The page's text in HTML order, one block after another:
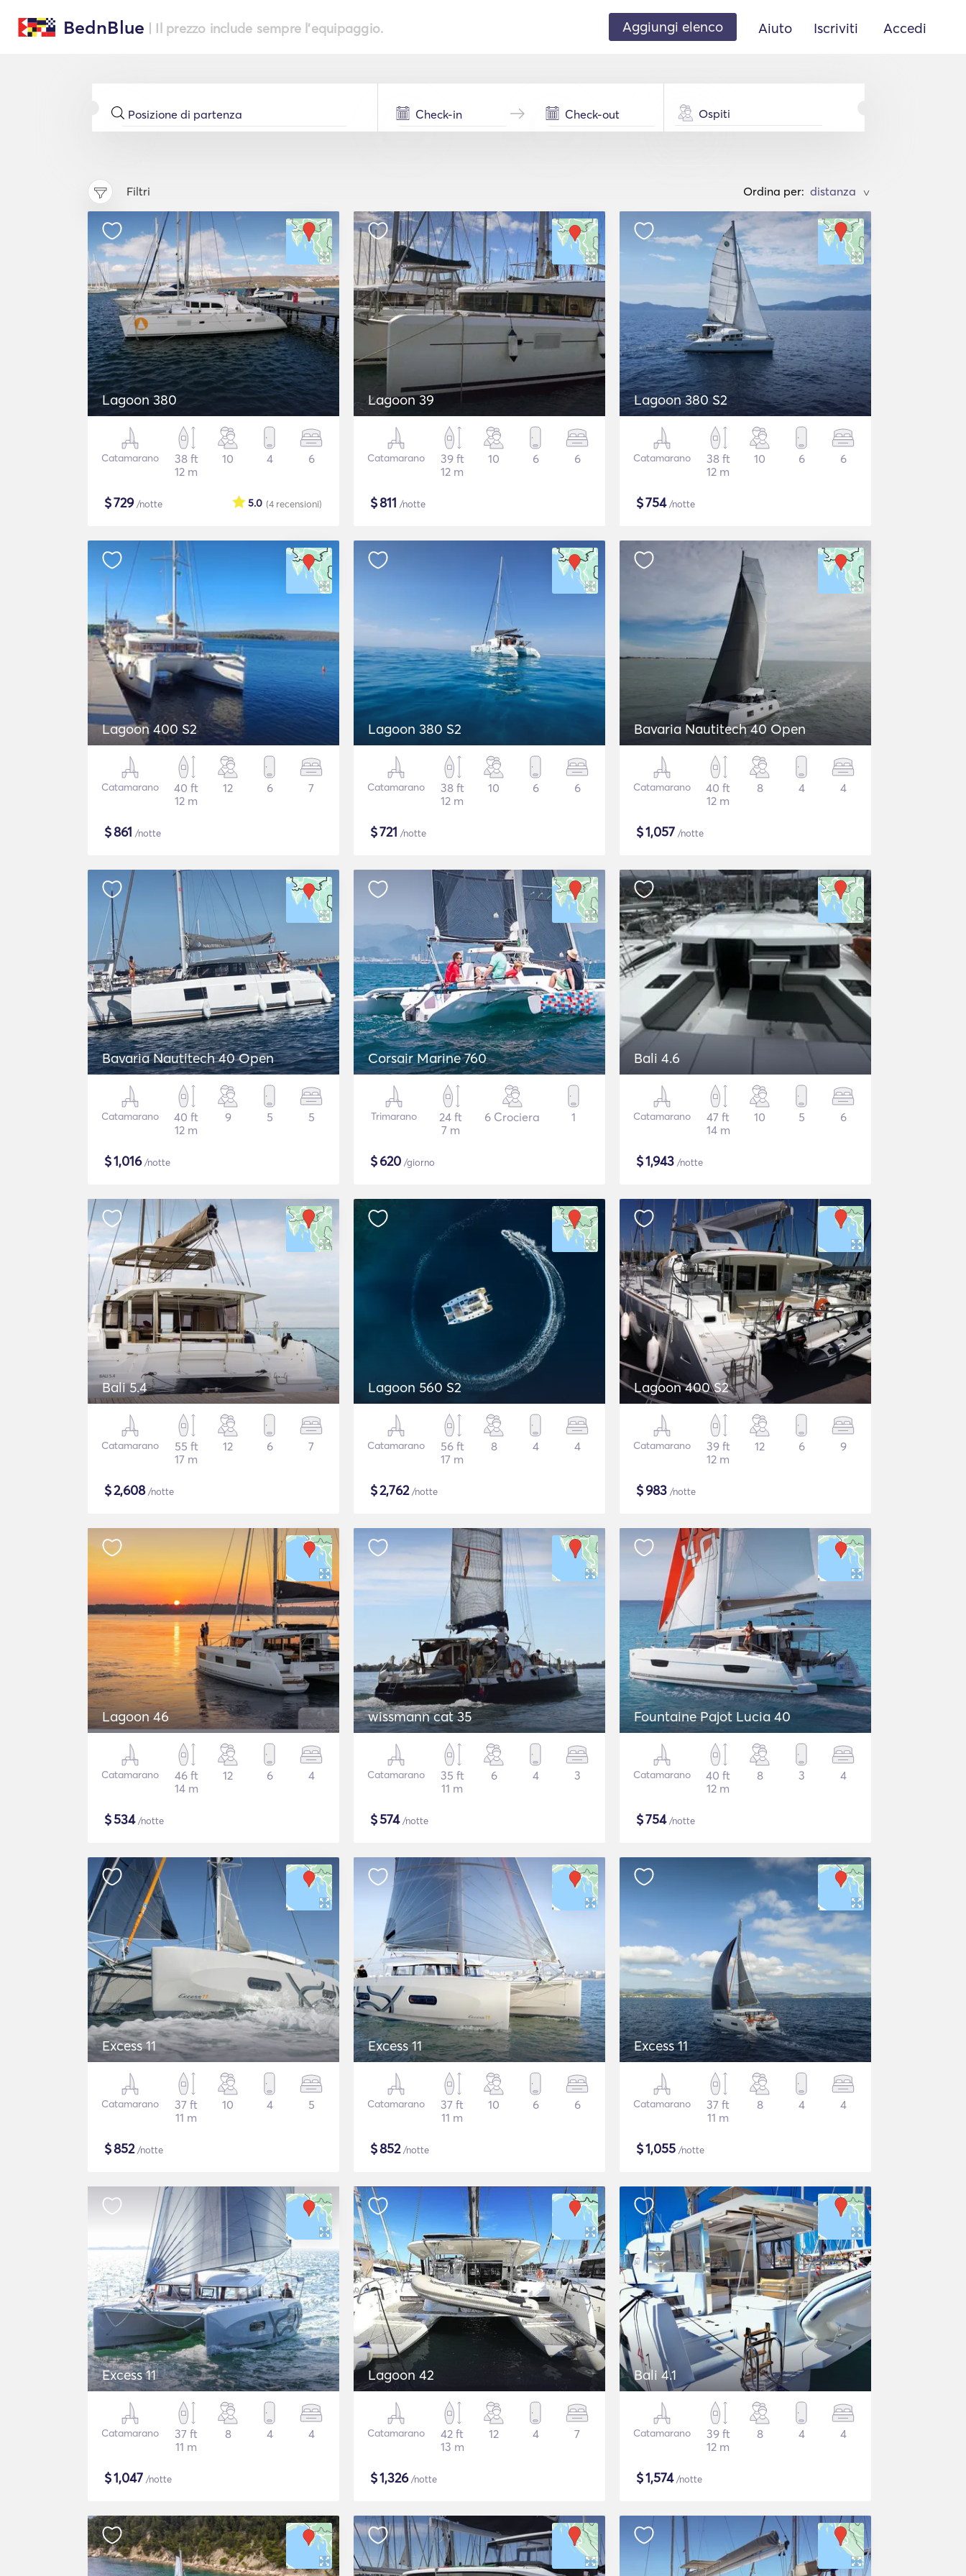
BednBlue | Il prezzo include sempre l'equipaggio. Aggiungi elenco Aiuto Iscriviti Accedi
Ospiti
Filtri Ordina per: >
Lagoon 380
Catamarano
38 ft
12 m
10 4 6
$729/notte (4 recensioni)
5.0
Lagoon 39
Catamarano
39 ft
12 m
10 6 6
$811 /notte
Lagoon 380 S2
Catamarano
38 ft
12 m
10 6 6
$754/notte
Lagoon 400 S2
Catamarano
40 ft
12 m
12 6 7
$861 /notte
Lagoon 380 S2
Catamarano
38 ft
12 m
10 6 6
$721 /notte
Bavaria Nautitech 40 Open
Catamarano
40 ft
12 m
8 4 4
$1,057 /notte
Bavaria Nautitech 40 Open
Catamarano
40 ft
12 m
9 5 5
$1,016/notte
Corsair Marine 760
Trimarano
24 ft
7 m
6 Crociera 1
$620 /giorno
Bali 4.6
Catamarano
47 ft
14 m
10 5 6
$1,943 /notte
Bali 5.4
Catamarano
55 ft
17 m
12 6 7
$2,608/notte
Lagoon 560 S2
Catamarano
56 ft
17 m
8 4 4
$2,762/notte
Lagoon 400 S2
Catamarano
39 ft
12 m
12 6 9
$983 /notte
Lagoon 46
Catamarano
46 ft
14 m
12 6 4
$534/notte
wissmann cat 35
Catamarano
35 ft
11 m
6 4 3
$574/notte
Fountaine Pajot Lucia 40
Catamarano
40 ft
12 m
8 3 4
$754/notte
Excess 11
Catamarano
37 ft
11 m
10 4 5
$852/notte
Excess 11
Catamarano
37 ft
11 m
10 6 6
$852/notte
Excess 11
Catamarano
37 ft
11 m
8 4 4
$1,055 /notte
Excess 11
Catamarano
37 ft
11 m
8 4 4
$1,047 /notte
Lagoon 42
Catamarano
42 ft
13 m
12 4 7
$1,326/notte
Bali 4.1
Catamarano
39 ft
12 m
8 4 4
$1,574/notte